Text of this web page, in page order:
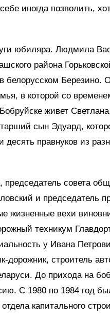
иногда позволить,
юбиляра. Людмила
района
белорусском
в которой со
живет
сын Эдуард,
десять правнуков из
совета
и председатель
жизненные вехи
техникум
у Ивана
дорожник, строитель
До прихода на
С 1980 по 1984 год
капитального